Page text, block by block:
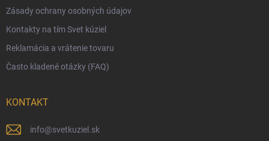
Obchodné podmienky
Zásady ochrany osobných údajov
Zásady ochrany osobných údajov
Kontakty na tím Svet kúziel
Reklamácia a vrátenie tovaru
Často kladené otázky (FAQ)
KONTAKT
info@svetkuziel.sk